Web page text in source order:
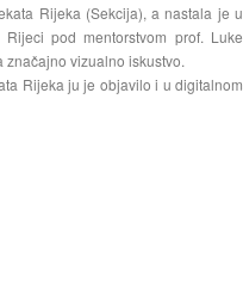
Rijeka (Sekcija), a nastala je u
pod mentorstvom prof. Luke
vizualno iskustvo.
Rijeka ju je objavilo i u digitalnom